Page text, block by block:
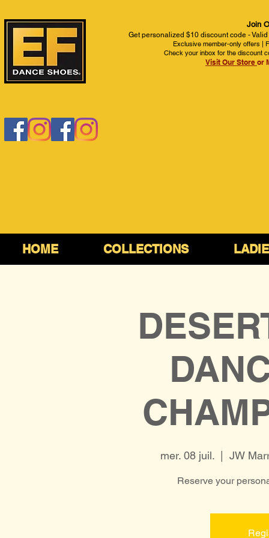
Join
Get personalized $10 discount code -
Exclusive member-only offers |
Check your inbox for the discount
Visit Our Store or
HOME COLLECTIONS
mer. 08 juil.
  |
JW
Reserve your